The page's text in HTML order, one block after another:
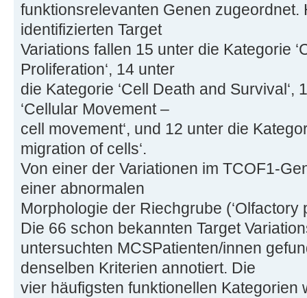
funktionsrelevanten Genen zugeordnet.
identifizierten Target
Variations fallen 15 unter die Kategorie
Proliferation‘, 14 unter
die Kategorie ‘Cell Death and Survival‘,
‘Cellular Movement –
cell movement‘, und 12 unter die
migration of cells‘.
Von einer der Variationen im TCOF1-
einer abnormalen
Morphologie der Riechgrube (‘Olfactory
Die 66 schon bekannten Target
untersuchten MCSPatienten/innen
denselben Kriterien annotiert. Die
vier häufigsten funktionellen Kategorien